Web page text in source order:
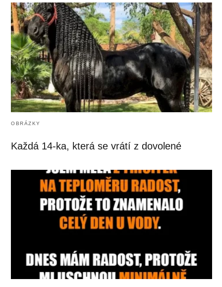
OBRÁZKY
Každá 14-ka, která se vrátí z dovolené